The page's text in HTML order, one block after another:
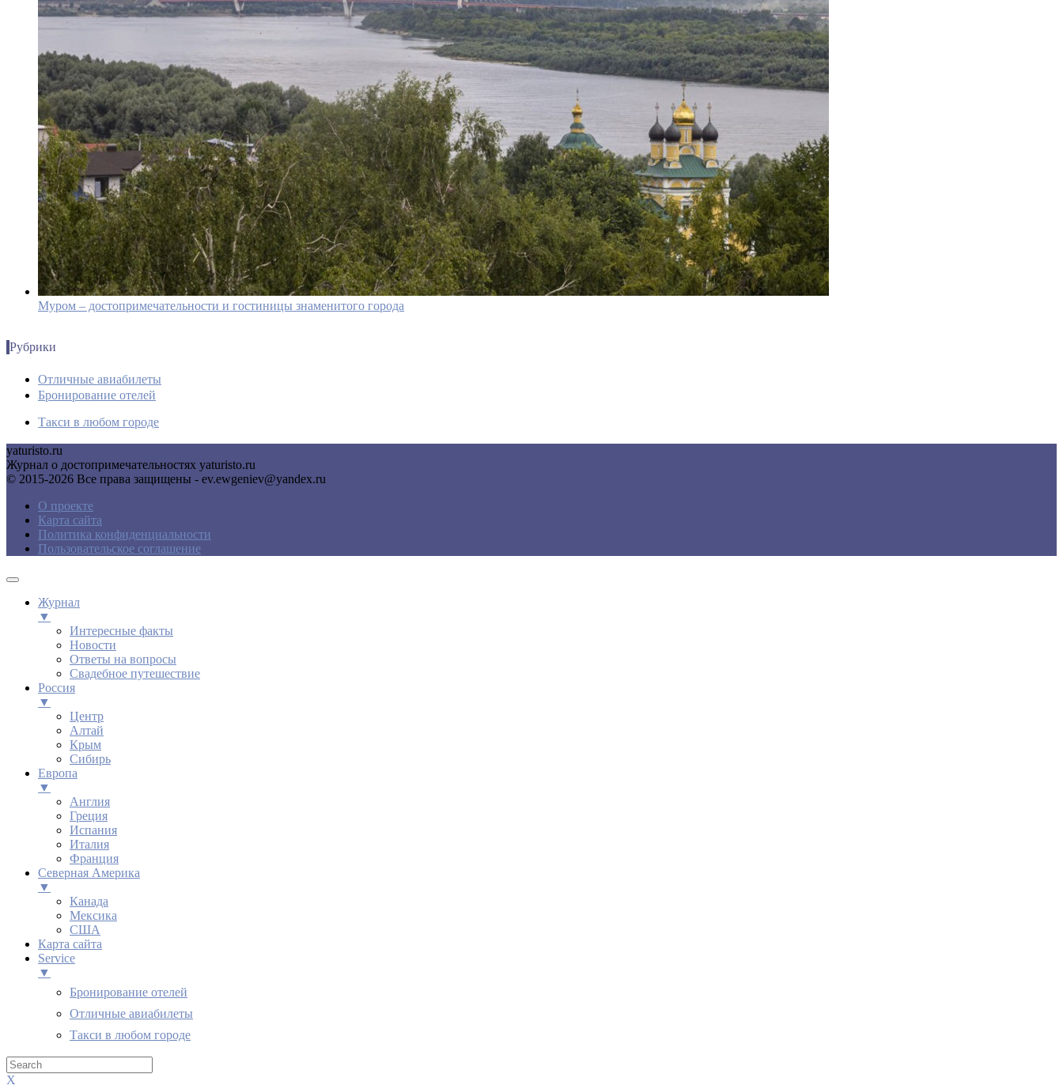
Муром – достопримечательности и гостиницы знаменитого города
Рубрики
Отличные авиабилеты
Бронирование отелей
Такси в любом городе
yaturisto.ru
Журнал о достопримечательностях yaturisto.ru
© 2015-2026 Все права защищены - ev.ewgeniev@yandex.ru
О проекте
Карта сайта
Политика конфиденциальности
Пользовательское соглашение
Журнал
▼
Интересные факты
Новости
Ответы на вопросы
Свадебное путешествие
Россия
▼
Центр
Алтай
Крым
Сибирь
Европа
▼
Англия
Греция
Испания
Италия
Франция
Северная Америка
▼
Канада
Мексика
США
Карта сайта
Service
▼
Бронирование отелей
Отличные авиабилеты
Такси в любом городе
X